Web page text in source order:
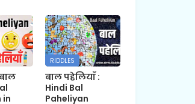
in
RIDDLES
बाल पहेलियाँ :
Hindi Bal
Paheliyan